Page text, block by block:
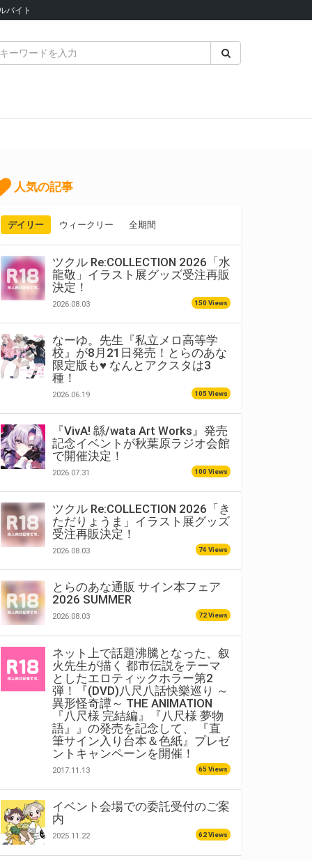
バイト
人気の記事
デイリー ウィークリー 全期間
ツクル Re:COLLECTION 2026「水
龍敬」イラスト展グッズ受注再販
決定！
2026.08.03 150 Views
なーゆ。先生『私立メロ高等学
校』が8月21日発売！とらのあな
限定版も♥ なんとアクスタは3
種！
2026.06.19 105 Views
『VivA! 緜/wata Art Works』発売
記念イベントが秋葉原ラジオ会館
で開催決定！
2026.07.31 100 Views
ツクル Re:COLLECTION 2026「き
ただりょうま」イラスト展グッズ
受注再販決定！
2026.08.03 74 Views
とらのあな通販 サイン本フェア
2026 SUMMER
2026.08.03 72 Views
ネット上で話題沸騰となった、叙
火先生が描く 都市伝説をテーマ
としたエロティックホラー第2
弾！『(DVD)八尺八話快樂巡り ～
異形怪奇譚～ THE ANIMATION
『八尺様 完結編』『八尺様 夢物
語』』の発売を記念して、 『直
筆サイン入り台本＆色紙』プレゼ
ントキャンペーンを開催！
2017.11.13 65 Views
イベント会場での委託受付のご案
内
2025.11.22 62 Views